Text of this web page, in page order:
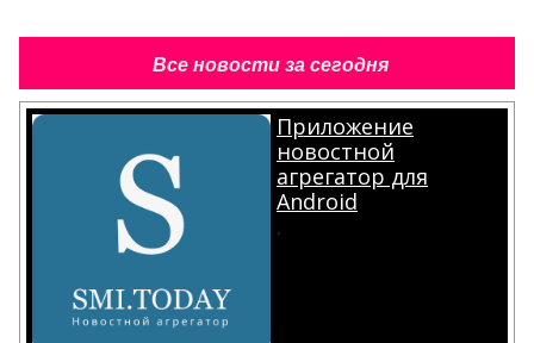
Все новости за сегодня
Приложение
новостной
агрегатор для
Android
.